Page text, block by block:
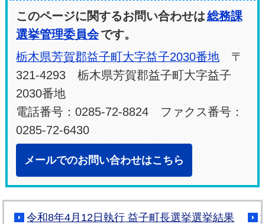
このページに関するお問い合わせは総務課
選挙管理委員会です。
栃木県芳賀郡益子町大字益子2030番地 〒
321-4293 栃木県芳賀郡益子町大字益子
2030番地
電話番号：0285-72-8824 ファクス番号：
0285-72-6430
メールでのお問い合わせはこちら
令和8年4月12日執行 益子町長選挙選挙結果